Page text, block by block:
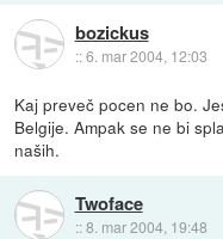
bozickus
::6. mar 2004, 12:03
Kaj preveč pocen ne bo.
Belgije. Ampak se ne bi
naših.
Twoface
::8. mar 2004, 19:48